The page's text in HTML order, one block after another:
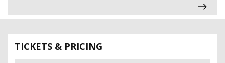
TICKETS & PRICING